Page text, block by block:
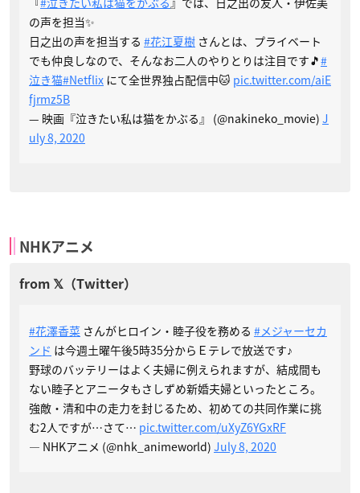
の声を担当✨
日之出の声を担当する #花江夏樹 さんとは、プライベート
でも仲良しなので、そんなお二人のやりとりは注目です🎵#
泣き猫#Netflix にて全世界独占配信中🐱 pic.twitter.com/aiE
fjrmz5B
— 映画『泣きたい私は猫をかぶる』 (@nakineko_movie) J
uly 8, 2020
NHKアニメ
#花澤香菜 さんがヒロイン・睦子役を務める #メジャーセカ
ンド は今週土曜午後5時35分からＥテレで放送です♪
野球のバッテリーはよく夫婦に例えられますが、結成間も
ない睦子とアニータもさしずめ新婚夫婦といったところ。
強敵・清和中の走力を封じるため、初めての共同作業に挑
む2人ですが…さて… pic.twitter.com/uXyZ6YGxRF
— NHKアニメ (@nhk_animeworld) July 8, 2020